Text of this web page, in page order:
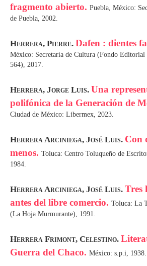
fragmento abierto. Puebla, México:
de Puebla, 2002.
Herrera, Pierre. Dafen : dientes
México: Secretaría de Cultura (Fondo
564), 2017.
Herrera, Jorge Luis. Una
polifónica de la Generación de
Ciudad de México: Libermex, 2023.
Herrera Arciniega, José Luis. Con
menos. Toluca: Centro Toluqueño de
1984.
Herrera Arciniega, José Luis. Tres
antes del libre comercio. Toluca: La
(La Hoja Murmurante), 1991.
Herrera Frimont, Celestino.
Guerra del Chaco. México: s.p.i, 1938.